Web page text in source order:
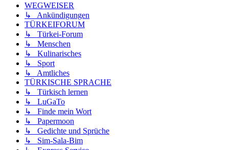
WEGWEISER
↳ Ankündigungen
TÜRKEIFORUM
↳ Türkei-Forum
↳ Menschen
↳ Kulinarisches
↳ Sport
↳ Amtliches
TÜRKISCHE SPRACHE
↳ Türkisch lernen
↳ LuGaTo
↳ Finde mein Wort
↳ Papermoon
↳ Gedichte und Sprüche
↳ Sim-Sala-Bim